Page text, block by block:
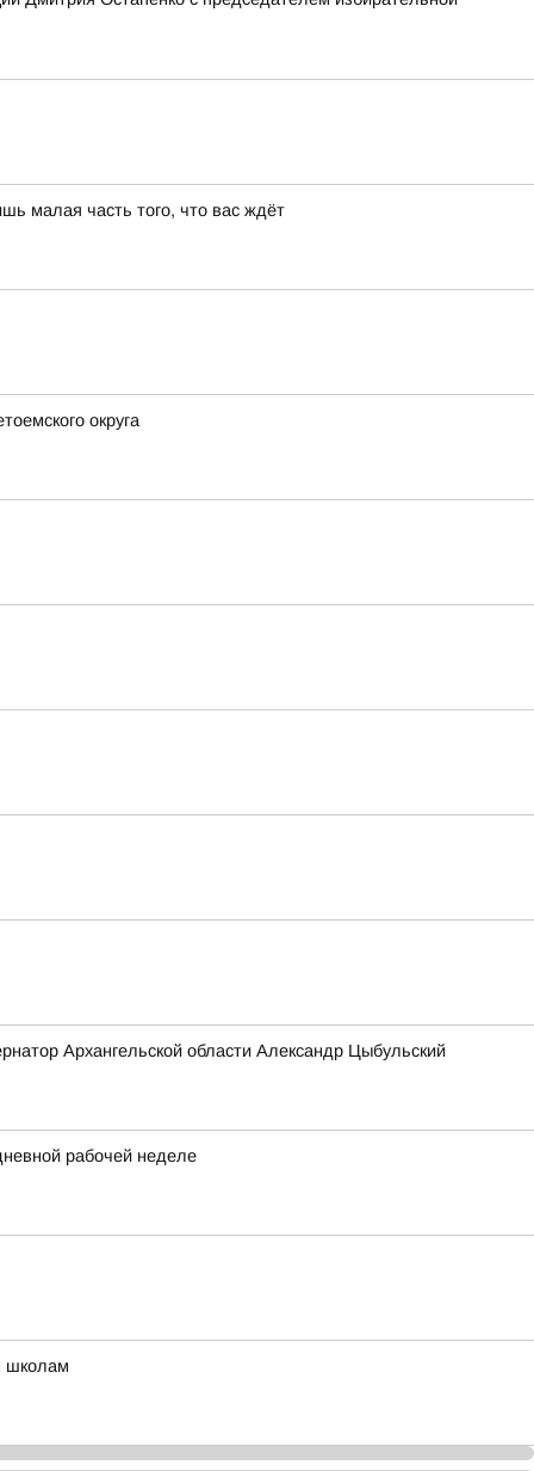
малая часть того, что вас ждёт
округа
Архангельской области Александр Цыбульский
рабочей неделе
школам